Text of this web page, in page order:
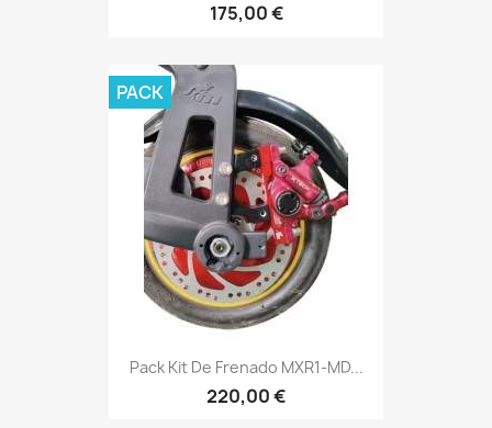
175,00 €
Pack Kit De Frenado MXR1-MD...
220,00 €
PACK